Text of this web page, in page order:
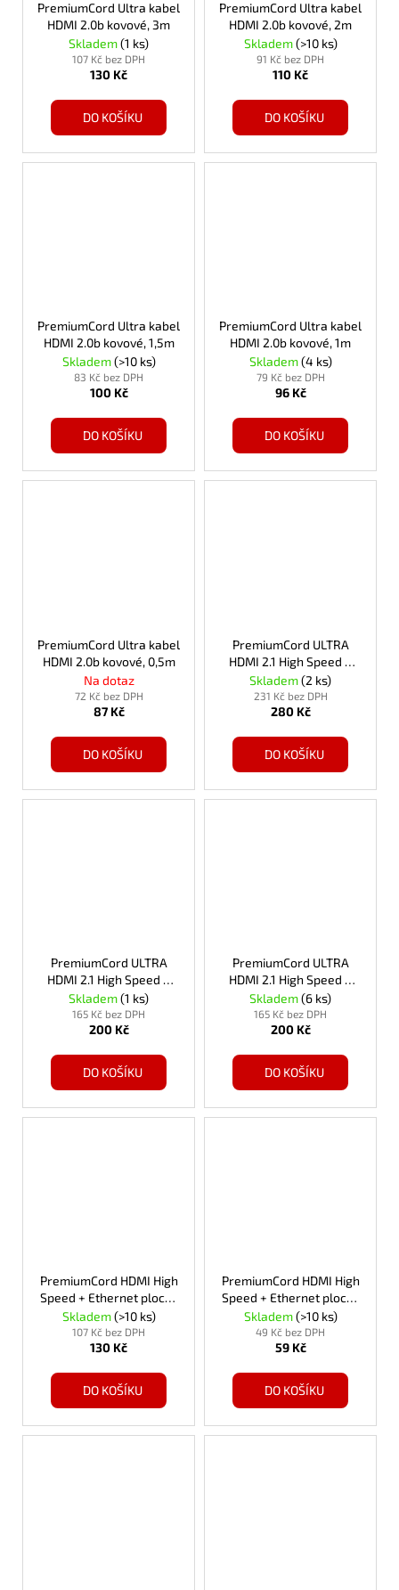
PremiumCord Ultra kabel
HDMI 2.0b kovové, 3m
Skladem(1 ks)
107 Kč bez DPH
130 Kč
DO KOŠÍKU
PremiumCord Ultra kabel
HDMI 2.0b kovové, 2m
Skladem(>10 ks)
91 Kč bez DPH
110 Kč
DO KOŠÍKU
PremiumCord Ultra kabel
HDMI 2.0b kovové, 1,5m
Skladem(>10 ks)
83 Kč bez DPH
100 Kč
DO KOŠÍKU
PremiumCord Ultra kabel
HDMI 2.0b kovové, 1m
Skladem(4 ks)
79 Kč bez DPH
96 Kč
DO KOŠÍKU
PremiumCord Ultra kabel
HDMI 2.0b kovové, 0,5m
Na dotaz
72 Kč bez DPH
87 Kč
DO KOŠÍKU
PremiumCord ULTRA
HDMI 2.1 High Speed +
Ethernet kabel
8K@60Hz,zlacené 3m
Skladem(2 ks)
231 Kč bez DPH
280 Kč
DO KOŠÍKU
PremiumCord ULTRA
HDMI 2.1 High Speed +
Ethernet kabel
8K@60Hz,zlacené 2m
Skladem(1 ks)
165 Kč bez DPH
200 Kč
DO KOŠÍKU
PremiumCord ULTRA
HDMI 2.1 High Speed +
Ethernet kabel
8K@60Hz,zlacené 1,5m
Skladem(6 ks)
165 Kč bez DPH
200 Kč
DO KOŠÍKU
PremiumCord HDMI High
Speed + Ethernet plochý
kabel, zlacené
konektory, 5m
Skladem(>10 ks)
107 Kč bez DPH
130 Kč
DO KOŠÍKU
PremiumCord HDMI High
Speed + Ethernet plochý
kabel, zlacené
konektory, 1,5m
Skladem(>10 ks)
49 Kč bez DPH
59 Kč
DO KOŠÍKU